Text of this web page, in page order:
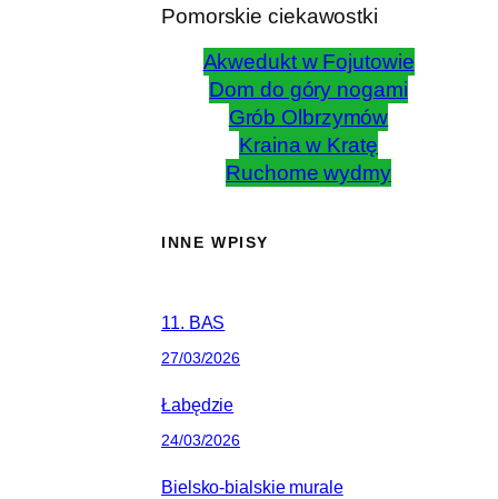
Pomorskie ciekawostki
Akwedukt w Fojutowie
Dom do góry nogami
Grób Olbrzymów
Kraina w Kratę
Ruchome wydmy
INNE WPISY
11. BAS
27/03/2026
Łabędzie
24/03/2026
Bielsko-bialskie murale